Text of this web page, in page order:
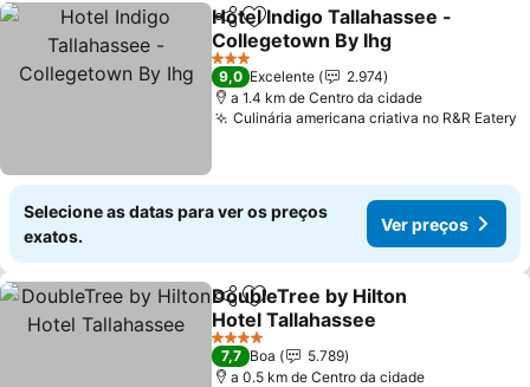
PartilharAdicionar aos favoritos
Hotel Indigo Tallahassee -
Collegetown By Ihg
Ver preços
3 Estrelas
9,0 Excelente
2.974
a 1.4 km de Centro da cidade
Culinária americana criativa no R&R Eatery
Selecione as datas para ver os preços
exatos.
Ver preços
PartilharAdicionar aos favoritos
DoubleTree by Hilton
Hotel Tallahassee
Ver preços
4 Estrelas
7,7 Boa
5.789
a 0.5 km de Centro da cidade